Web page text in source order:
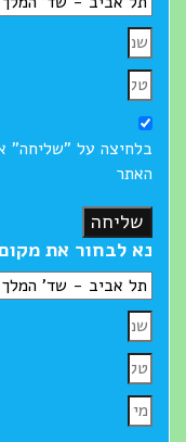
בלחיצה על "שליחה"
האתר
שליחה
נא לבחור את